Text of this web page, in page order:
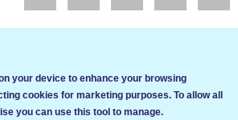
your device to enhance your browsing
cookies for marketing purposes. To allow all
you can use this tool to manage.
за да подобрим услугите си. Ако
този сайт, ние приемаме, че се